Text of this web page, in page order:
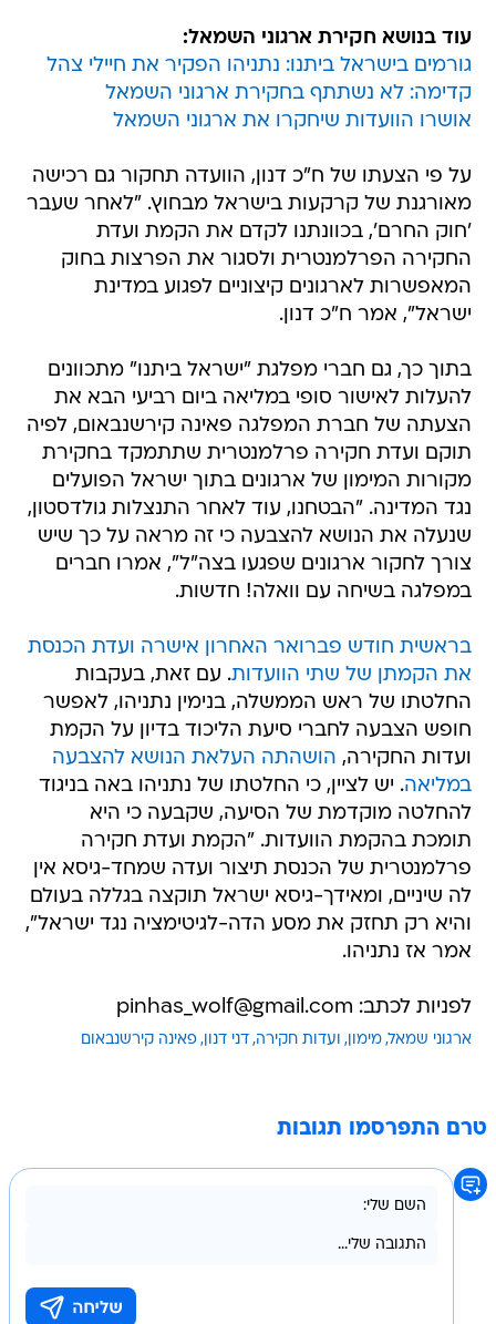
עוד בנושא חקירת ארגוני השמאל:
גורמים בישראל ביתנו: נתניהו הפקיר את חיילי צהל
קדימה: לא נשתתף בחקירת ארגוני השמאל
אושרו הוועדות שיחקרו את ארגוני השמאל
על פי הצעתו של ח"כ דנון, הוועדה תחקור גם רכישה
מאורגנת של קרקעות בישראל מבחוץ. "לאחר שעבר
'חוק החרם', בכוונתנו לקדם את הקמת ועדת
החקירה הפרלמנטרית ולסגור את הפרצות בחוק
המאפשרות לארגונים קיצוניים לפגוע במדינת
ישראל", אמר ח"כ דנון.
בתוך כך, גם חברי מפלגת "ישראל ביתנו" מתכוונים
להעלות לאישור סופי במליאה ביום רביעי הבא את
הצעתה של חברת המפלגה פאינה קירשנבאום, לפיה
תוקם ועדת חקירה פרלמנטרית שתתמקד בחקירת
מקורות המימון של ארגונים בתוך ישראל הפועלים
נגד המדינה. "הבטחנו, עוד לאחר התנצלות גולדסטון,
שנעלה את הנושא להצבעה כי זה מראה על כך שיש
צורך לחקור ארגונים שפגעו בצה"ל", אמרו חברים
במפלגה בשיחה עם וואלה! חדשות.
בראשית חודש פברואר האחרון אישרה ועדת הכנסת
את הקמתן של שתי הוועדות. עם זאת, בעקבות
החלטתו של ראש הממשלה, בנימין נתניהו, לאפשר
חופש הצבעה לחברי סיעת הליכוד בדיון על הקמת
ועדות החקירה, הושהתה העלאת הנושא להצבעה
במליאה. יש לציין, כי החלטתו של נתניהו באה בניגוד
להחלטה מוקדמת של הסיעה, שקבעה כי היא
תומכת בהקמת הוועדות. "הקמת ועדת חקירה
פרלמנטרית של הכנסת תיצור ועדה שמחד-גיסא אין
לה שיניים, ומאידך-גיסא ישראל תוקצה בגללה בעולם
והיא רק תחזק את מסע הדה-לגיטימציה נגד ישראל",
אמר אז נתניהו.
לפניות לכתב: pinhas_wolf@gmail.com
ארגוני שמאל מימון ועדות חקירה דני דנון פאינה קירשנבאום
טרם התפרסמו תגובות